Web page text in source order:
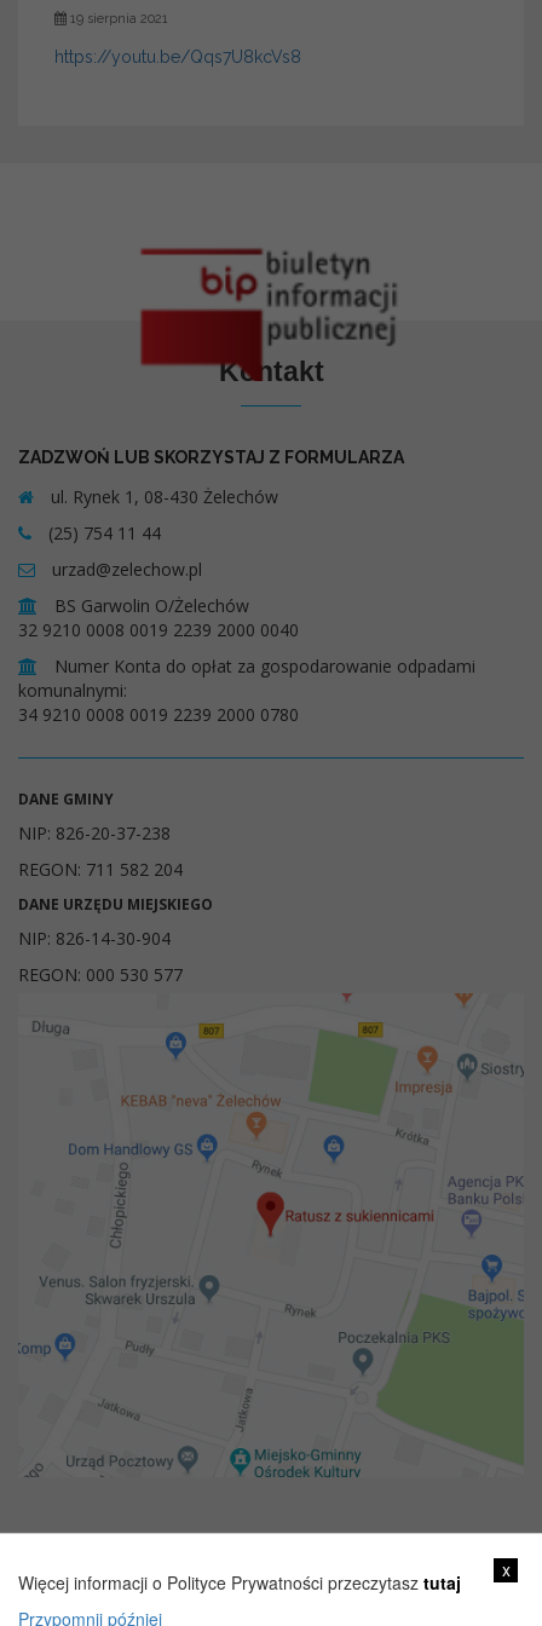
19 sierpnia 2021
https://youtu.be/Qqs7U8kcVs8
Kontakt
ZADZWOŃ LUB SKORZYSTAJ Z FORMULARZA
ul. Rynek 1, 08-430 Żelechów
(25) 754 11 44
urzad@zelechow.pl
BS Garwolin O/Żelechów
32 9210 0008 0019 2239 2000 0040
Numer Konta do opłat za gospodarowanie odpadami
komunalnymi:
34 9210 0008 0019 2239 2000 0780
DANE GMINY
NIP: 826-20-37-238
REGON: 711 582 204
DANE URZĘDU MIEJSKIEGO
NIP: 826-14-30-904
REGON: 000 530 577
x
Więcej informacji o Polityce Prywatności przeczytasz tutaj
Przypomnij później